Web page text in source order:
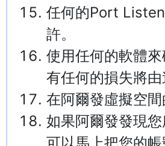
任何的Port
許。
使用任何的軟體
有任何的損失將由
在阿爾發虛擬空
如果阿爾發發現